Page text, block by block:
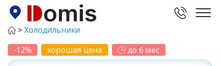
Холодильники
-12%
хорошая цена до 6 мес